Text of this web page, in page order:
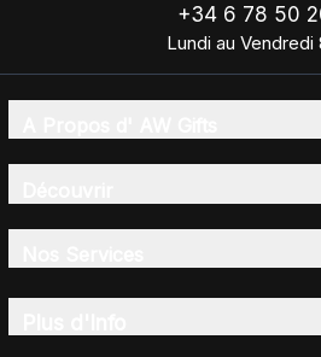
+34 6 78 50
Lundi au Vendredi